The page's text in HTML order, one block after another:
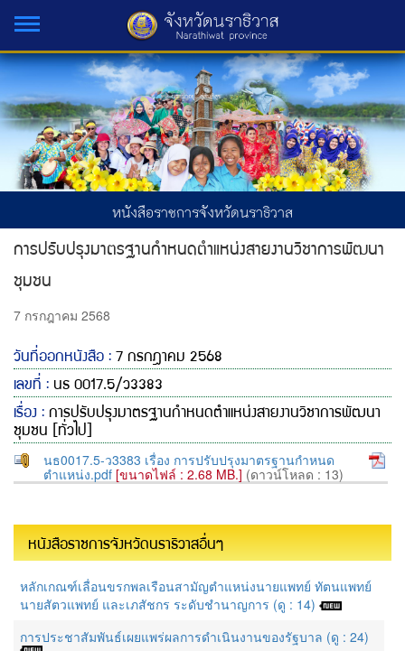
หนังสือราชการจังหวัดนราธิวาส
การปรับปรุงมาตรฐานกำหนดตำแหน่งสายงานวิชาการพัฒนา
ชุมชน
7 กรกฎาคม 2568
วันที่ออกหนังสือ :7 กรกฎาคม 2568
เลขที่ :นธ 0017.5/ว3383
เรื่อง :การปรับปรุงมาตรฐานกำหนดตำแหน่งสายงานวิชาการพัฒนา
ชุมชน [ทั่วไป]
นธ0017.5-ว3383 เรื่อง การปรับปรุงมาตรฐานกำหนด
ตำแหน่ง.pdf[ขนาดไฟล์ : 2.68 MB.] (ดาวน์โหลด : 13)
หนังสือราชการจังหวัดนราธิวาสอื่นๆ
หลักเกณฑ์เลื่อนขรกพลเรือนสามัญตำแหน่งนายแพทย์ ทัตนแพทย์
นายสัตวแพทย์ และเภสัชกร ระดับชำนาญการ (ดู : 14)
การประชาสัมพันธ์เผยแพร่ผลการดำเนินงานของรัฐบาล (ดู : 24)